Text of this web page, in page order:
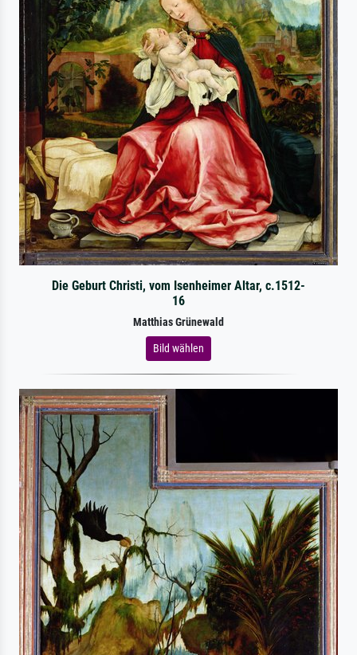
Die Geburt Christi, vom Isenheimer Altar, c.1512-
16
Matthias Grünewald
Bild wählen